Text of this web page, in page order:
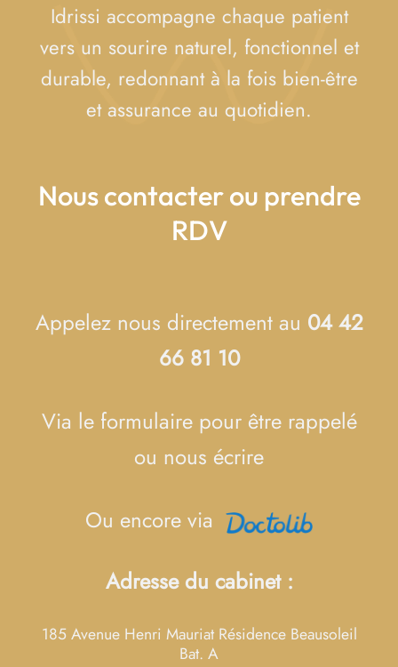
Idrissi accompagne chaque patient
vers un sourire naturel, fonctionnel et
durable, redonnant à la fois bien-être
et assurance au quotidien.
Nous contacter ou prendre
RDV
Appelez nous directement au 04 42
66 81 10
Via le formulaire pour être rappelé
ou nous écrire
Ou encore via
Adresse du cabinet :
185 Avenue Henri Mauriat Résidence Beausoleil
Bat. A